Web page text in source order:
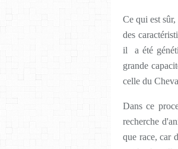
Ce qui est
des
il a été
grande
celle du
Dans ce
recherche
que race, car